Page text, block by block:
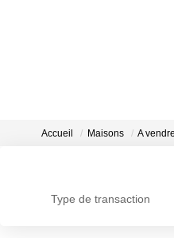
Accueil Maisons A vendre
Type de transaction